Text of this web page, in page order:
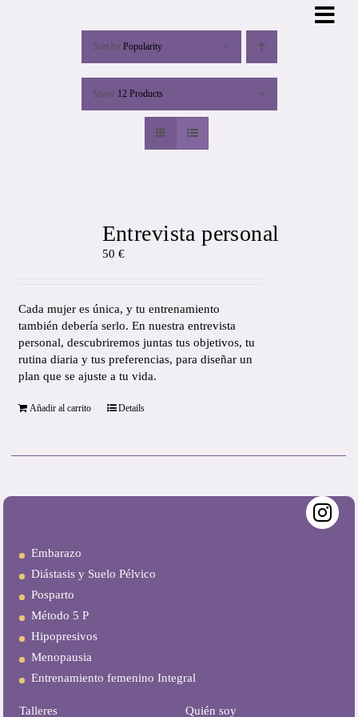
Sort by Popularity
Show 12 Products
Entrevista personal
50 €
Cada mujer es única, y tu entrenamiento
también debería serlo. En nuestra entrevista
personal, descubriremos juntas tus objetivos, tu
rutina diaria y tus preferencias, para diseñar un
plan que se ajuste a tu vida.
Añadir al carrito Details
Embarazo
Diástasis y Suelo Pélvico
Posparto
Método 5 P
Hipopresivos
Menopausia
Entrenamiento femenino Integral
Talleres Quién soy